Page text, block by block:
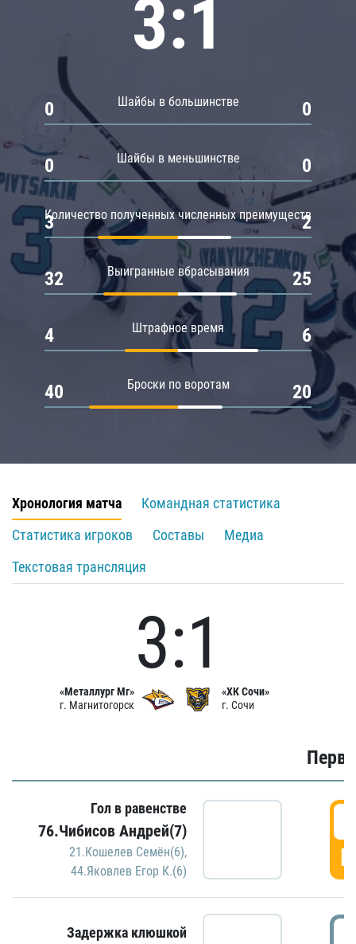
3:1
Шайбы в большинстве
0 0
Шайбы в меньшинстве
0 0
Количество полученных численных преимуществ
3 2
Выигранные вбрасывания
32 25
Штрафное время
4 6
Броски по воротам
40 20
Хронология матча
Командная статистика
Статистика игроков
Составы
Медиа
Текстовая трансляция
«Металлург Мг»
г. Магнитогорск
3:1
«ХК Сочи»
г. Сочи
Гол в равенстве
76.Чибисов Андрей(7)
21.Кошелев Семён(6),
44.Яковлев Егор К.(6)
Задержка клюшкой